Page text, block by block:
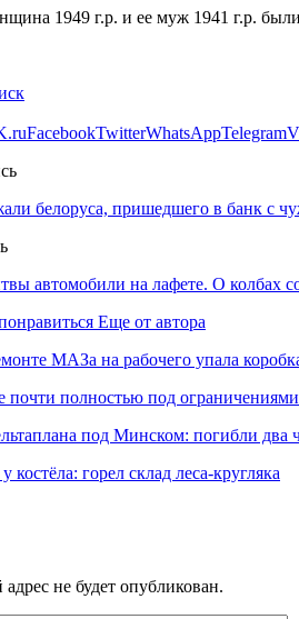
1949 г.р. и ее муж 1941 г.р.
FacebookTwitterWhatsAppTelegram
белоруса, пришедшего в банк с
автомобили на лафете. О колбах
Еще от автора
МАЗа на рабочего упала
почти полностью под
под Минском: погибли два
горел склад леса-кругляка
не будет опубликован.